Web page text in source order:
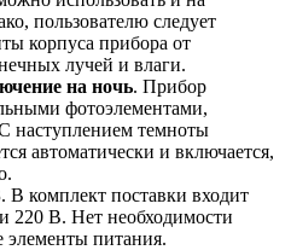
пользователю следует
корпуса прибора от
лучей и влаги.
на ночь. Прибор
фотоэлементами,
наступлением темноты
автоматически и включается,
. В комплект поставки входит
220 В. Нет необходимости
элементы питания.